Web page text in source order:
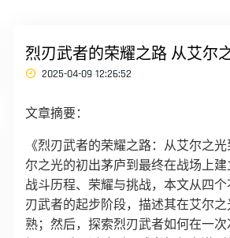
烈刃武者的荣耀之路 从艾尔
2025-04-09 12:26:52
文章摘要：
《烈刃武者的荣耀之路：从艾尔之
尔之光的初出茅庐到最终在战场上
战斗历程、荣耀与挑战，本文从四
刃武者的起步阶段，描述其在艾尔
熟；然后，探索烈刃武者如何在一